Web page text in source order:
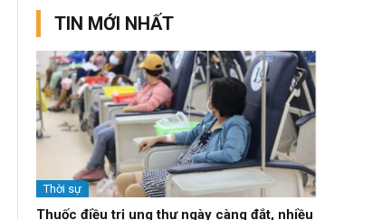
TIN MỚI NHẤT
Thời sự
Thuốc điều trị ung thư ngày càng đắt, nhiều